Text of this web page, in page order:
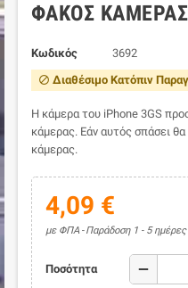
ΦΑΚΌΣ ΚΆΜΕΡΑΣ
Κωδικός 3692
block Διαθέσιμο Κατόπιν
Η κάμερα του iPhone 3GS
κάμερας. Εάν αυτός σπάσει
κάμερας.
4,09 €
με ΦΠΑ Παράδοση 1 - 5 ημέρες
Ποσότητα remove